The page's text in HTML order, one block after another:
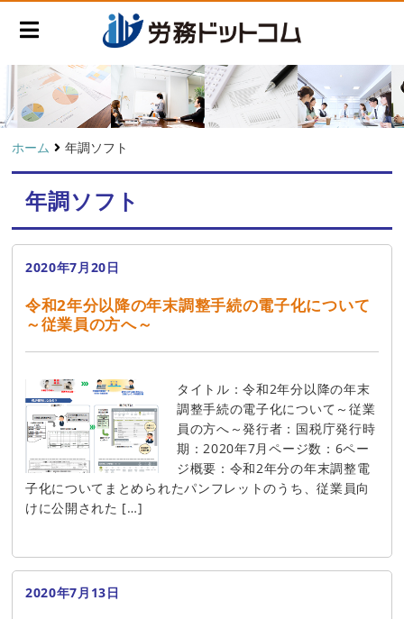
ホーム 年調ソフト
年調ソフト
2020年7月20日
令和2年分以降の年末調整手続の電子化について
～従業員の方へ～
タイトル：令和2年分以降の年末
調整手続の電子化について～従業
員の方へ～発行者：国税庁発行時
期：2020年7月ページ数：6ペー
ジ概要：令和2年分の年末調整電
子化についてまとめられたパンフレットのうち、従業員向
けに公開された […]
2020年7月13日